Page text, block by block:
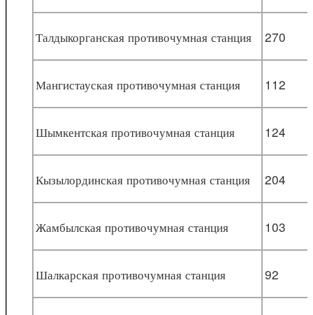
Талдыкорганская противочумная станция 270
Мангистауская противочумная станция 112
Шымкентская противочумная станция 124
Кызылординская противочумная станция 204
Жамбылская противочумная станция 103
Шалкарская противочумная станция 92